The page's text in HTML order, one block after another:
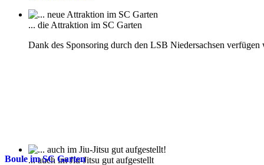
... die Attraktion im SC Garten
Dank des Sponsoring durch den LSB Niedersachsen
... auch im Jiu-Jitsu gut aufgestellt
Boule im SC Garten